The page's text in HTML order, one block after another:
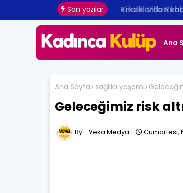
Son yazılar Erkeklerden
Ana
Ana Sayfa sağlıklı yaşam
Geleceğimiz risk
Veka Medya Cumartesi,